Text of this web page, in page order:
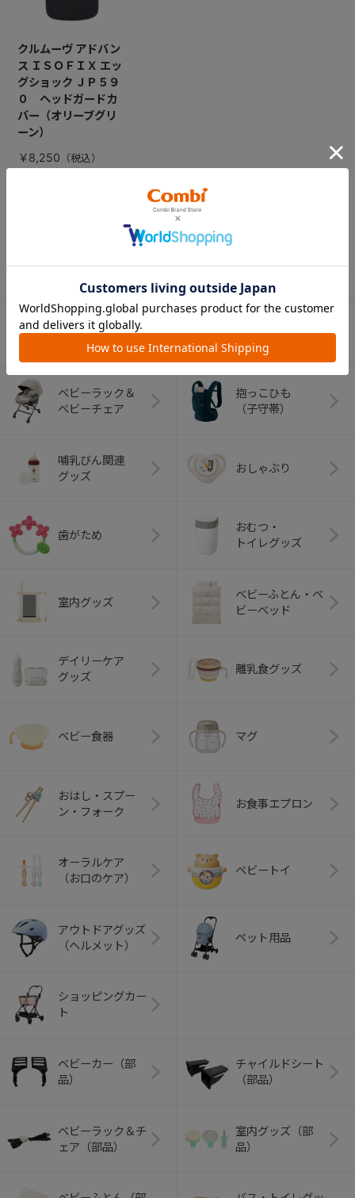
クルムーヴ アドバン
ス ＩＳＯＦＩＸ エッ
グショック ＪＰ５９
０ ヘッドガードカ
バー（オリーブグリ
ーン）
￥8,250
CATEGORY
（コンビ）
ベビーカー チャイルドシート
ベビーラック＆
ベビーチェア
抱っこひも
（子守帯）
哺乳びん関連
グッズ
おしゃぶり
歯がため
おむつ・
トイレグッズ
室内グッズ
ベビーふとん・ベ
ビーベッド
デイリーケア
グッズ
離乳食グッズ
ベビー食器 マグ
おはし・スプー
ン・フォーク
お食事エプロン
オーラルケア
（お口のケア）
ベビートイ
アウトドアグッズ
（ヘルメット）
ペット用品
ショッピングカー
ト
ベビーカー（部
品）
チャイルドシート
（部品）
ベビーラック＆チ
ェア（部品）
室内グッズ（部
品）